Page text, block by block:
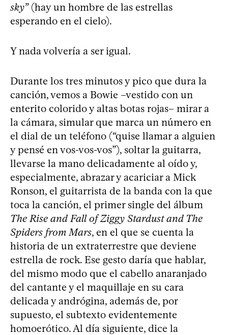
sky”(hay un hombre de las estrellas
esperando en el cielo).
Y nada volvería a ser igual.
Durante los tres minutos y pico que dura la
canción, vemos a Bowie –vestido con un
enterito colorido y altas botas rojas– mirar a
la cámara, simular que marca un número en
el dial de un teléfono (“quise llamar a alguien
y pensé en vos-vos-vos”), soltar la guitarra,
llevarse la mano delicadamente al oído y,
especialmente, abrazar y acariciar a Mick
Ronson, el guitarrista de la banda con la que
toca la canción, el primer single del álbum
The Rise and Fall of Ziggy Stardust and The
Spiders from Mars, en el que se cuenta la
historia de un extraterrestre que deviene
estrella de rock. Ese gesto daría que hablar,
del mismo modo que el cabello anaranjado
del cantante y el maquillaje en su cara
delicada y andrógina, además de, por
supuesto, el subtexto evidentemente
homoerótico. Al día siguiente, dice la